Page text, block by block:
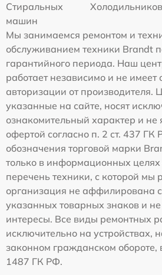
Стиральных
машин
Холодильников
Мы занимаемся ремонтом и
обслуживанием техники Brandt
гарантийного периода. Наш
работает независимо и не
авторизации от производителя.
указанные на сайте, носят
ознакомительный характер и не
офертой согласно п. 2 ст. 437
обозначения торговой марки
только в информационных
перечень техники, с которой мы
организация не аффилирована
указанных товарных знаков и не
интересы. Все виды ремонтных
исключительно на устройствах,
законном гражданском обороте, в
1487 ГК РФ.